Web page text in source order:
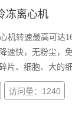
冻离心机
机转速最高可达
速快，无粉尘，
片、细胞、大的
访问量：1240